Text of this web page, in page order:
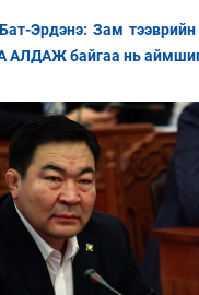
Эрдэнэ: Зам
байгаа нь